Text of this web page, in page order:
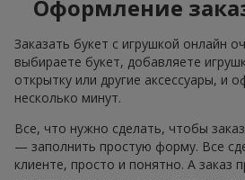
Оформление
Заказать букет с игрушкой онлайн
выбираете букет, добавляете
открытку или другие аксессуары, и
несколько минут.
Все, что нужно сделать, чтобы
— заполнить простую форму. Все
клиенте, просто и понятно. А заказ